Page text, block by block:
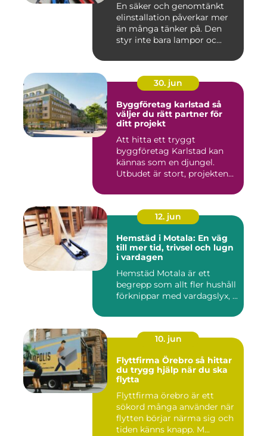
En säker och genomtänkt
elinstallation påverkar mer
än många tänker på. Den
styr inte bara lampor oc...
30. jun
Byggföretag karlstad så
väljer du rätt partner för
ditt projekt
Att hitta ett tryggt
byggföretag Karlstad kan
kännas som en djungel.
Utbudet är stort, projekten
12. jun
Hemstäd i Motala: En väg
till mer tid, trivsel och lugn
i vardagen
Hemstäd Motala är ett
begrepp som allt fler hushåll
förknippar med vardagslyx, ...
10. jun
Flyttfirma Örebro så hittar
du trygg hjälp när du ska
flytta
Flyttfirma örebro är ett
sökord många använder när
flytten börjar närma sig och
tiden känns knapp. M...